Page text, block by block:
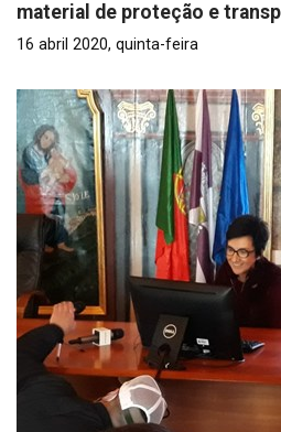
material de proteção e
16 abril 2020, quinta-feira